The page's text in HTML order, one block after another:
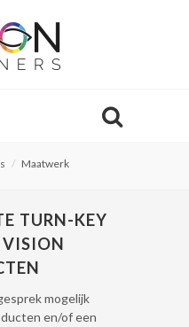
Maatwerk
TURN-KEY
mogelijk
en/of een